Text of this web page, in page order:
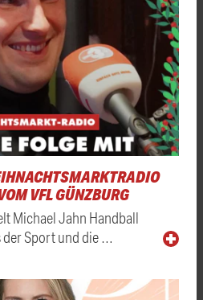
VFL GÜNZBURG
Michael Jahn Handball
der Sport und die …